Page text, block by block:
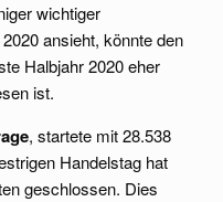
wichtiger
ansieht, könnte den
Halbjahr 2020 eher
ist.
, startete mit 28.538
Handelstag hat
geschlossen. Dies